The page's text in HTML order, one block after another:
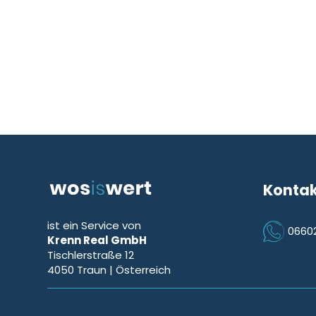
ist ein Service von
Krenn Real GmbH
Tischlerstraße 12
4050 Traun | Österreich
Icon Phone